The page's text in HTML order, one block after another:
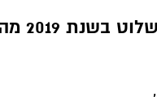
הטרנד